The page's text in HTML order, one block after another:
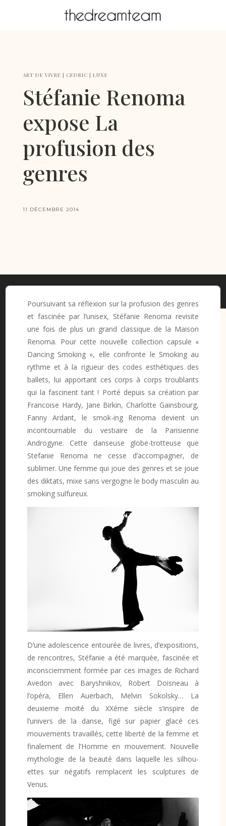
ART DE VIVRE | CEDRIC | LUXE
Stéfanie Renoma
expose La
profusion des
genres
11 DÉCEMBRE 2014
Poursuivant sa réflexion sur la profusion des genres
et fascinée par l’unisex, Stéfanie Renoma revisite
une fois de plus un grand classique de la Maison
Renoma. Pour cette nouvelle collection capsule «
Dancing Smoking », elle confronte le Smoking au
rythme et à la rigueur des codes esthétiques des
ballets, lui apportant ces corps à corps troublants
qui la fascinent tant ! Porté depuis sa création par
Francoise Hardy, Jane Birkin, Charlotte Gainsbourg,
Fanny Ardant, le smok-ing Renoma devient un
incontournable du vestiaire de la Parisienne
Androgyne. Cette danseuse globe-trotteuse que
Stefanie Renoma ne cesse d’accompagner, de
sublimer. Une femme qui joue des genres et se joue
des diktats, mixe sans vergogne le body masculin au
smoking sulfureux.
D’une adolescence entourée de livres, d’expositions,
de rencontres, Stéfanie a été marquée, fascinée et
inconsciemment formée par ces images de Richard
Avedon avec Baryshnikov, Robert Doisneau à
l’opéra, Ellen Auerbach, Melvin Sokolsky… La
deuxieme moité du XXéme siècle s’inspire de
l’univers de la danse, figé sur papier glacé ces
mouvements travaillés, cette liberté de la femme et
finalement de l’Homme en mouvement. Nouvelle
mythologie de la beauté dans laquelle les silhou-
ettes sur négatifs remplacent les sculptures de
Venus.